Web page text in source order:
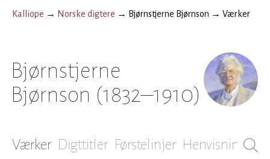
Kalliope → Norske digtere → Bjørnstjerne Bjørnson → Værker
Bjørnstjerne
Bjørnson (1832–1910)
Værker Digttitler Førstelinjer Henvisninger